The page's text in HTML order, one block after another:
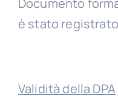
è stato
Validità della DPA